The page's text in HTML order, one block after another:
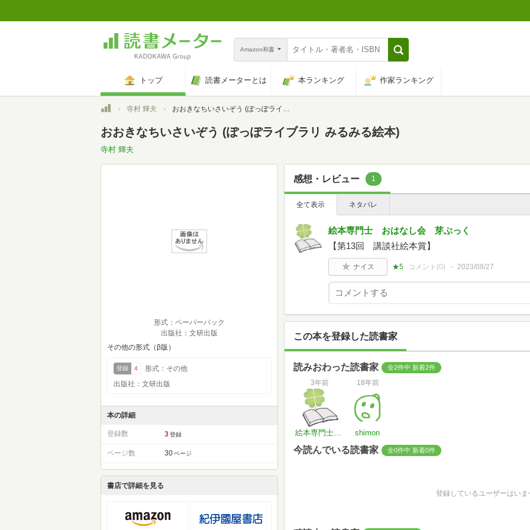
Amazon和書
トップ 読書メーターとは 本ランキング 作家ランキング
トップ寺村 輝夫 おおきなちいさいぞう (ぽっぽライブラリ みるみる絵本)
おおきなちいさいぞう (ぽっぽライブラリ みるみる絵本)
寺村 輝夫
形式：ペーパーバック
出版社：文研出版
その他の形式（β版）
登録 4
形式：その他
出版社：文研出版
本の詳細
登録数 3 登録
ページ数 30 ページ
書店で詳細を見る
感想・レビュー 1
全て表示 ネタバレ
絵本専門士 おはなし会 芽ぶっく
【第13回 講談社絵本賞】
ナイス ★5 コメント(0) 2023/08/27
この本を登録した読書家
読みおわった読書家 全2件中 新着2件
3年前
絵本専門士 おはなし会 芽ぶっく
18年前
shimon
今読んでいる読書家 全0件中 新着0件
登録しているユーザーはいま